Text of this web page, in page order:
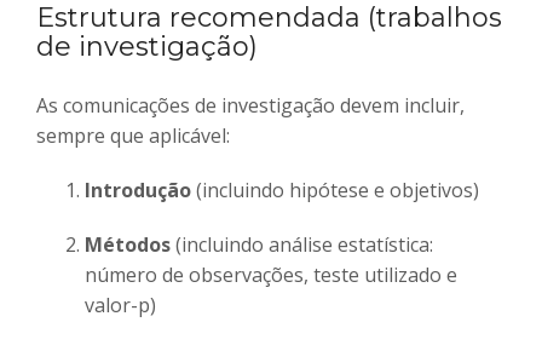
Estrutura recomendada (trabalhos
de investigação)
As comunicações de investigação devem incluir,
sempre que aplicável:
Introdução(incluindo hipótese e objetivos)
Métodos(incluindo análise estatística:
número de observações, teste utilizado e
valor-p)